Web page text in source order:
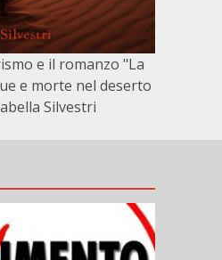
e il romanzo "La
e morte nel deserto
Silvestri